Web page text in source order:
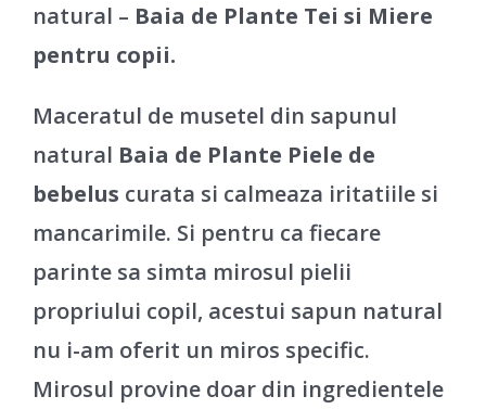
natural – Baia de Plante Tei si Miere
pentru copii.
Maceratul de musetel din sapunul
natural Baia de Plante Piele de
bebelus curata si calmeaza iritatiile si
mancarimile. Si pentru ca fiecare
parinte sa simta mirosul pielii
propriului copil, acestui sapun natural
nu i-am oferit un miros specific.
Mirosul provine doar din ingredientele